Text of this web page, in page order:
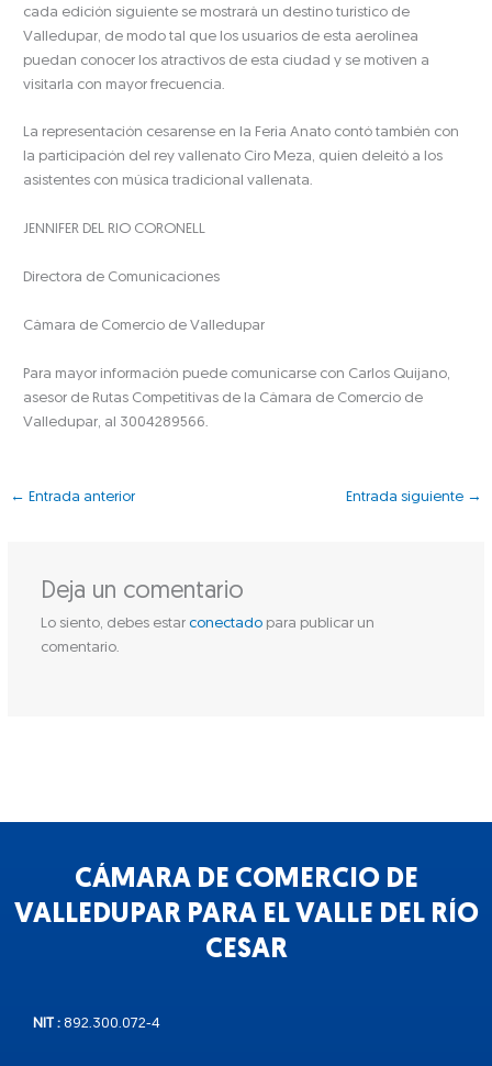
cada edición siguiente se mostrará un destino turístico de
Valledupar, de modo tal que los usuarios de esta aerolínea
puedan conocer los atractivos de esta ciudad y se motiven a
visitarla con mayor frecuencia.
La representación cesarense en la Feria Anato contó también con
la participación del rey vallenato Ciro Meza, quien deleitó a los
asistentes con música tradicional vallenata.
JENNIFER DEL RIO CORONELL
Directora de Comunicaciones
Cámara de Comercio de Valledupar
Para mayor información puede comunicarse con Carlos Quijano,
asesor de Rutas Competitivas de la Cámara de Comercio de
Valledupar, al 3004289566.
← Entrada anterior Entrada siguiente →
Deja un comentario
Lo siento, debes estar conectadopara publicar un
comentario.
CÁMARA DE COMERCIO DE
VALLEDUPAR PARA EL VALLE DEL RÍO
CESAR
NIT : 892.300.072-4